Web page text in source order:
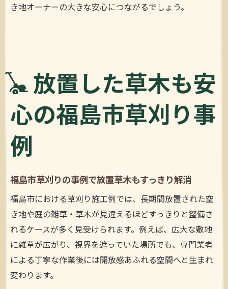
き地オーナーの大きな安心につながるでしょう。
放置した草木も安
心の福島市草刈り事
例
福島市草刈りの事例で放置草木もすっきり解消
福島市における草刈り施工例では、長期間放置された空
き地や庭の雑草・草木が見違えるほどすっきりと整備さ
れるケースが多く見受けられます。例えば、広大な敷地
に雑草が広がり、視界を遮っていた場所でも、専門業者
による丁寧な作業後には開放感あふれる空間へと生まれ
変わります。